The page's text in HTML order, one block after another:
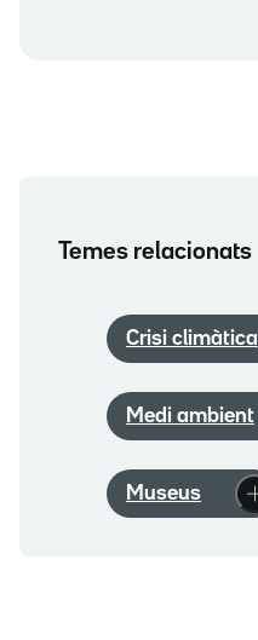
Temes relacionats
Crisi climàtica
Medi ambient
Museus